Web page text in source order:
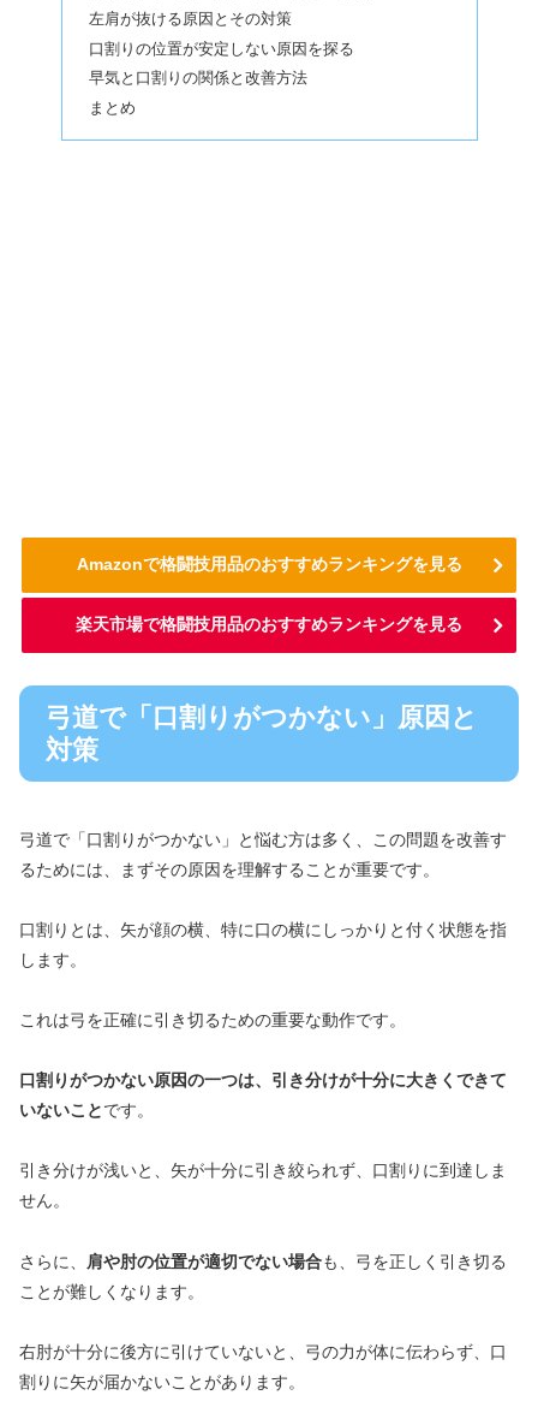
左肩が抜ける原因とその対策
口割りの位置が安定しない原因を探る
早気と口割りの関係と改善方法
まとめ
Amazonで格闘技用品のおすすめランキングを見る
楽天市場で格闘技用品のおすすめランキングを見る
弓道で「口割りがつかない」原因と
対策
弓道で「口割りがつかない」と悩む方は多く、この問題を改善す
るためには、まずその原因を理解することが重要です。
口割りとは、矢が顔の横、特に口の横にしっかりと付く状態を指
します。
これは弓を正確に引き切るための重要な動作です。
口割りがつかない原因の一つは、引き分けが十分に大きくできて
いないことです。
引き分けが浅いと、矢が十分に引き絞られず、口割りに到達しま
せん。
さらに、 肩や肘の位置が適切でない場合も、弓を正しく引き切る
ことが難しくなります。
右肘が十分に後方に引けていないと、弓の力が体に伝わらず、口
割りに矢が届かないことがあります。